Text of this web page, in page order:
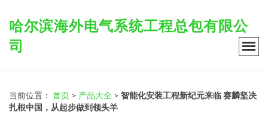
哈尔滨海外电气系统工程总包有限公
司
当前位置： 首页 > 产品大全 > 智能化安装工程新纪元来临 赛麟坚决
扎根中国，从起步做到领头羊